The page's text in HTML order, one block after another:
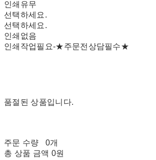
인쇄유무
선택하세요.
선택하세요.
인쇄없음
인쇄작업필요-★주문전상담필수★
품절된 상품입니다.
주문 수량
0개
총 상품 금액 0원